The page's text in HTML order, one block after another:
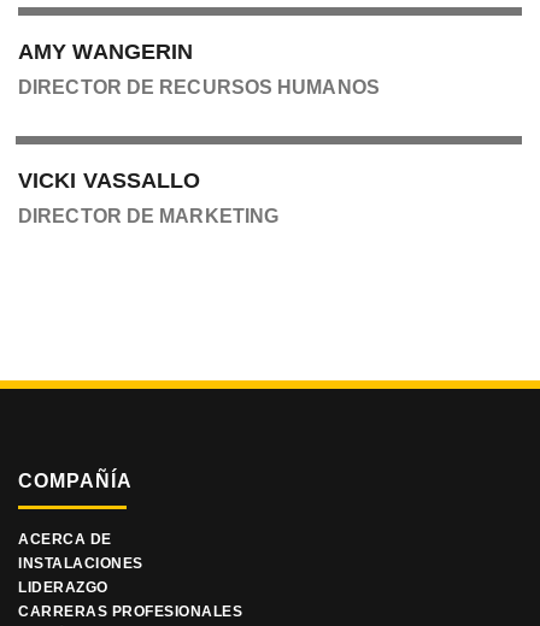
AMY WANGERIN
DIRECTOR DE RECURSOS HUMANOS
VICKI VASSALLO
DIRECTOR DE MARKETING
COMPAÑÍA
ACERCA DE
INSTALACIONES
LIDERAZGO
CARRERAS PROFESIONALES